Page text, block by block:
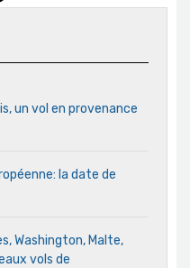
un vol en provenance
la date de
Washington, Malte,
vols de